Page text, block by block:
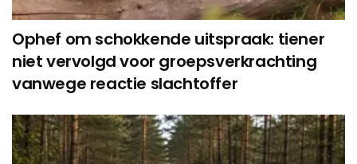
Ophef om schokkende uitspraak: tiener
niet vervolgd voor groepsverkrachting
vanwege reactie slachtoffer